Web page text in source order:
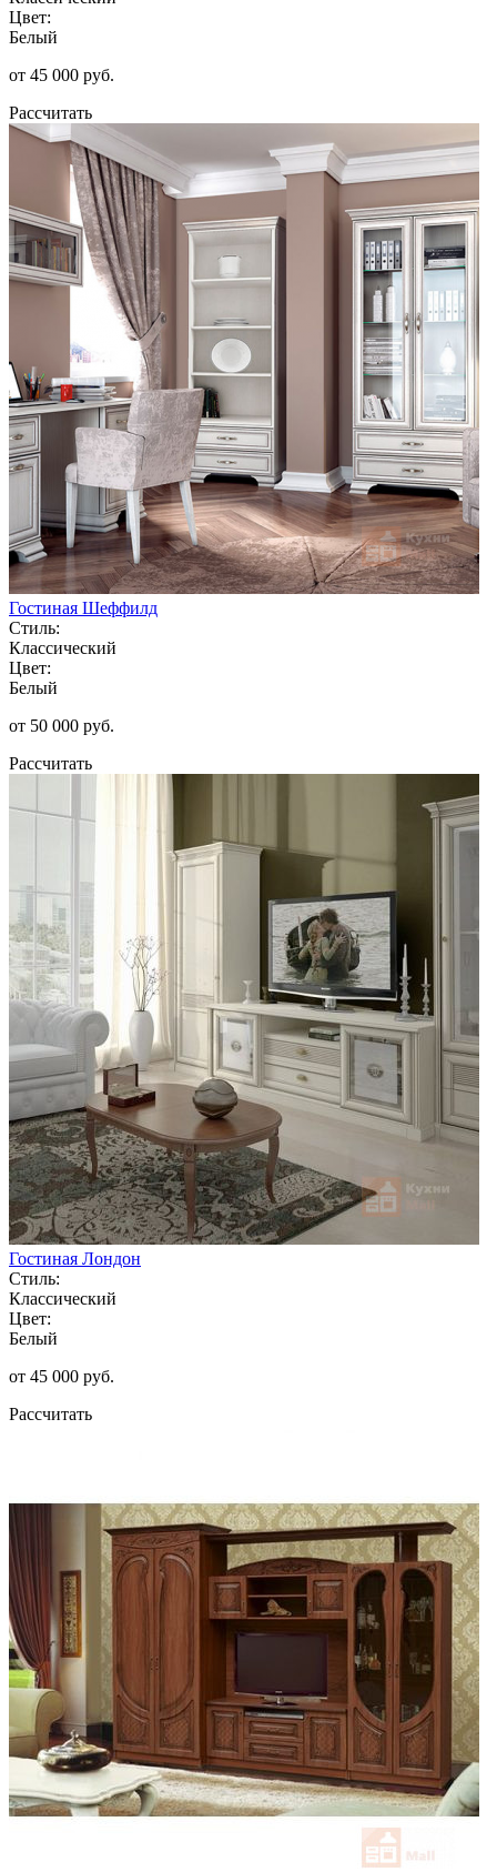
Цвет:
Белый
от 45 000 руб.
Рассчитать
Гостиная Шеффилд
Стиль:
Классический
Цвет:
Белый
от 50 000 руб.
Рассчитать
Гостиная Лондон
Стиль:
Классический
Цвет:
Белый
от 45 000 руб.
Рассчитать